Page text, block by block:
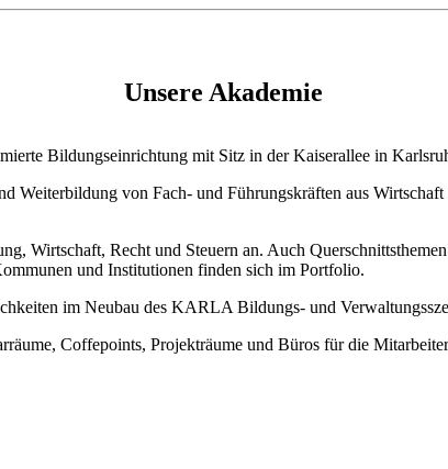
Unsere Akademie
Bildungseinrichtung mit Sitz in der Kaiserallee in
Weiterbildung von Fach- und Führungskräften aus
Wirtschaft, Recht und Steuern an. Auch
und Institutionen finden sich im Portfolio.
im Neubau des KARLA Bildungs- und
Coffepoints, Projekträume und Büros für die